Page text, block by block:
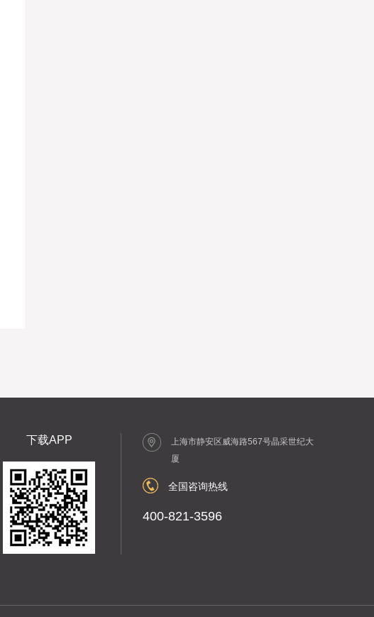
下载APP
上海市静安区威海路567号晶采世纪大
厦
全国咨询热线
400-821-3596